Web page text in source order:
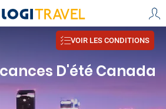
VOIR LES CONDITIONS
D'été Canada